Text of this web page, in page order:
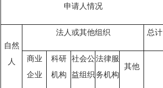
申请人情况
自然
人
法人或其他组织 总计
商业
企业
科研
机构
社会公
益组织
法律服
务机构
其他